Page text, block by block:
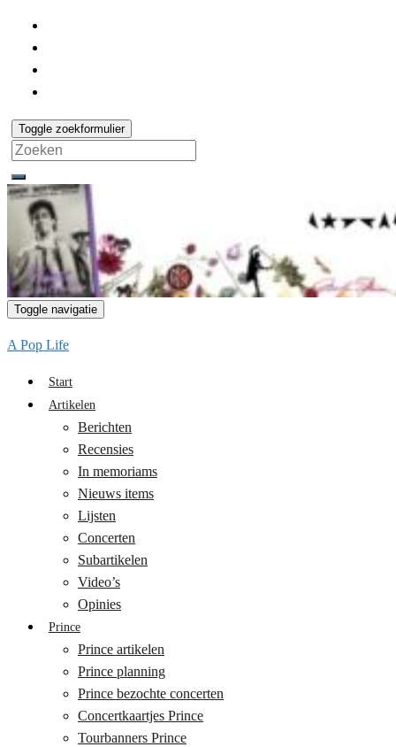
Toggle zoekformulier
Search
for:
Toggle navigatie
A Pop Life
Start
Artikelen
Berichten
Recensies
In memoriams
Nieuws items
Lijsten
Concerten
Subartikelen
Video’s
Opinies
Prince
Prince artikelen
Prince planning
Prince bezochte concerten
Concertkaartjes Prince
Tourbanners Prince